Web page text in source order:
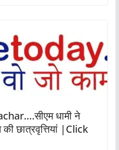
धामी ने
छात्रवृत्तियां |Click